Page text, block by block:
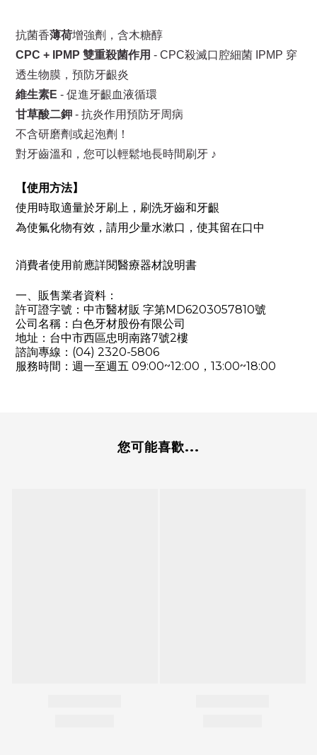
抗菌香薄荷增強劑，含木糖醇
CPC + IPMP 雙重殺菌作用 - CPC殺滅口腔細菌 IPMP 穿
透生物膜，預防牙齦炎
維生素E - 促進牙齦血液循環
甘草酸二鉀 - 抗炎作用預防牙周病
不含研磨劑或起泡劑！
對牙齒溫和，您可以輕鬆地長時間刷牙 ♪
【使用方法】
使用時取適量於牙刷上，刷洗牙齒和牙齦
為使氟化物有效，請用少量水漱口，使其留在口中
消費者使用前應詳閱醫療器材說明書
一、販售業者資料：
許可證字號：中市醫材販 字第MD6203057810號
公司名稱：白色牙材股份有限公司
地址：台中市西區忠明南路7號2樓
諮詢專線：(04) 2320-5806
服務時間：週一至週五 09:00~12:00，13:00~18:00
您可能喜歡...